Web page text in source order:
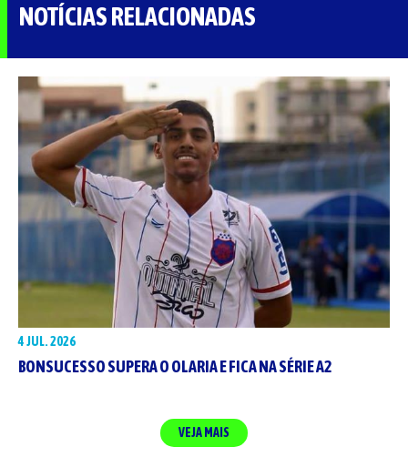
NOTÍCIAS RELACIONADAS
4 JUL. 2026
BONSUCESSO SUPERA O OLARIA E FICA NA SÉRIE A2
VEJA MAIS